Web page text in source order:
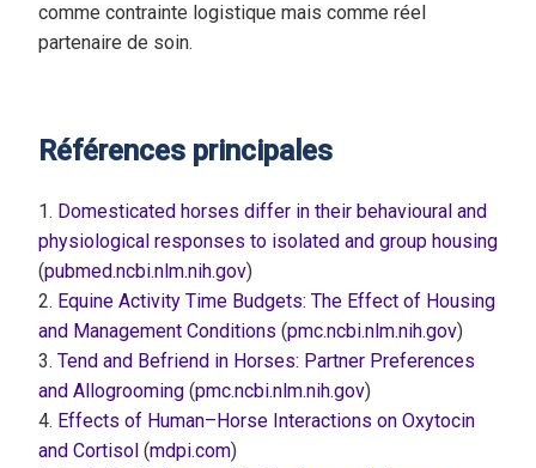
comme contrainte logistique mais comme réel
partenaire de soin.
Références principales
1. Domesticated horses differ in their behavioural and
physiological responses to isolated and group housing
(pubmed.ncbi.nlm.nih.gov)
2. Equine Activity Time Budgets: The Effect of Housing
and Management Conditions (pmc.ncbi.nlm.nih.gov)
3. Tend and Befriend in Horses: Partner Preferences
and Allogrooming (pmc.ncbi.nlm.nih.gov)
4. Effects of Human–Horse Interactions on Oxytocin
and Cortisol (mdpi.com)